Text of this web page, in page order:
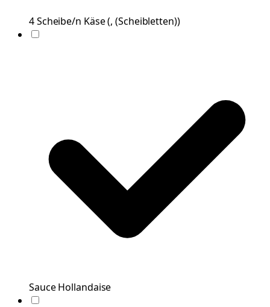
4Scheibe/n Käse(, (Scheibletten))
Sauce Hollandaise